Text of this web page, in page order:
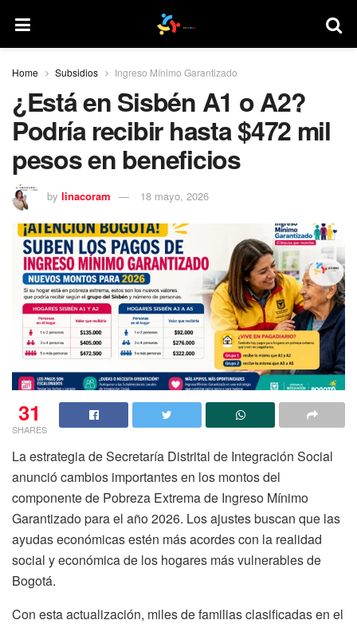
Home Subsidios Ingreso Mínimo Garantizado
¿Está en Sisbén A1 o A2?
Podría recibir hasta $472 mil
pesos en beneficios
by linacoram 18 mayo, 2026
31
SHARES
La estrategia de Secretaría Distrital de Integración Social
anunció cambios importantes en los montos del
componente de Pobreza Extrema de Ingreso Mínimo
Garantizado para el año 2026. Los ajustes buscan que las
ayudas económicas estén más acordes con la realidad
social y económica de los hogares más vulnerables de
Bogotá.
Con esta actualización, miles de familias clasificadas en el